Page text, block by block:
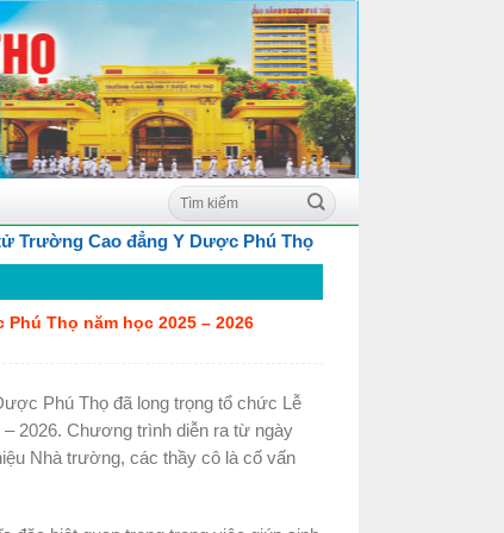
Y Dược Phú Thọ
Thọ năm học 2025 – 2026
Phú Thọ đã long trọng tổ chức Lễ
– 2026. Chương trình diễn ra từ ngày
Nhà trường, các thầy cô là cố vấn